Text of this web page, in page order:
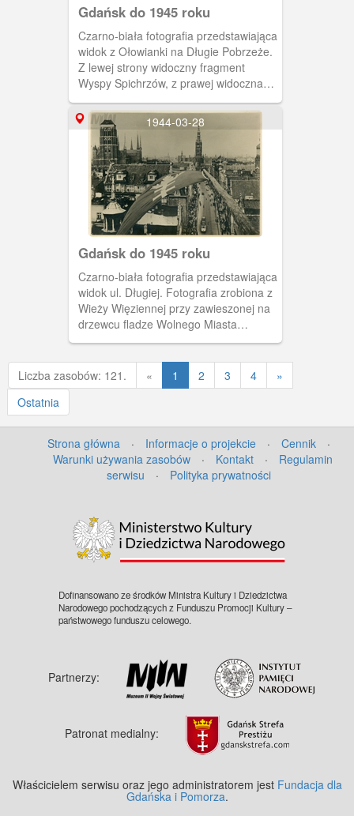
Gdańsk do 1945 roku
Czarno-biała fotografia przedstawiająca
widok z Ołowianki na Długie Pobrzeże.
Z lewej strony widoczny fragment
Wyspy Spichrzów, z prawej widoczna
fotografii w tle wyróżniają się Ratusz
oraz Kościół Mariacki. Na pierwszym
planie widoczna spacerująca po
Ołowiance ludność cywilna. Zakaz
kopiowania, zasób dostępny w zbiorach
Muzeum II Wojny Światowej w
Gdańsku, sygnatura: MIIWS/F/1443
1944-03-28
Gdańsk do 1945 roku
Czarno-biała fotografia przedstawiająca
widok ul. Długiej. Fotografia zrobiona z
Wieży Więziennej przy zawieszonej na
drzewcu fladze Wolnego Miasta
Gdańska. W tle widoczny Kościół
ulicy widoczny między innymi tramwaj
Herbrandt 105 oraz ludność cywilną. Na
Muzeum II Wojny Światowej w
Gdańsku, sygnatura: MIIWS/F/1442
Liczba zasobów: 121. « Poprzednia
1 2 3 4
»
Ostatnia
Strona główna · Informacje o projekcie · Cennik
·
Warunki używania zasobów
· Kontakt ·
Regulamin
serwisu
· Polityka prywatności
Dofinansowano ze środków Ministra Kultury i Dziedzictwa
Narodowego pochodzących z Funduszu Promocji Kultury –
państwowego funduszu celowego.
Partnerzy:
Patronat medialny:
Właścicielem serwisu oraz jego administratorem jest Fundacja dla
Gdańska i Pomorza.